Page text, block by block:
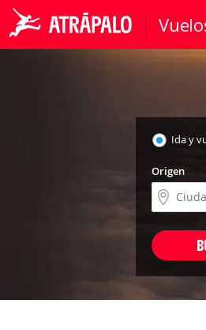
Ida y
Origen